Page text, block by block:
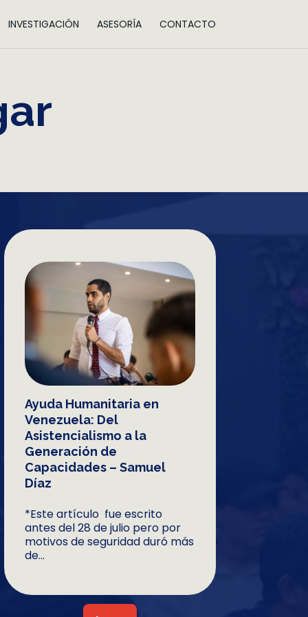
INVESTIGACIÓN ASESORÍA CONTACTO
Ayuda Humanitaria en
Venezuela: Del
Asistencialismo a la
Generación de
Capacidades – Samuel
Díaz
*Este artículo fue escrito
antes del 28 de julio pero por
motivos de seguridad duró más
de...